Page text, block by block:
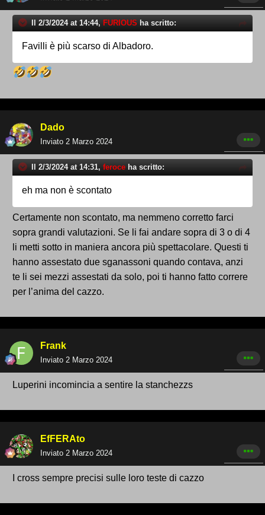
Il 2/3/2024 at 14:44, FURIOUS ha scritto:
Favilli è più scarso di Albadoro.
Dado
Inviato 2 Marzo 2024
Il 2/3/2024 at 14:31, feroce ha scritto:
eh ma non è scontato
Certamente non scontato, ma nemmeno corretto farci
sopra grandi valutazioni. Se li fai andare sopra di 3 o di 4
li metti sotto in maniera ancora più spettacolare. Questi ti
hanno assestato due sganassoni quando contava, anzi
te li sei mezzi assestati da solo, poi ti hanno fatto correre
per l’anima del cazzo.
Frank
Inviato 2 Marzo 2024
Luperini incomincia a sentire la stanchezzs
EfFERAto
Inviato 2 Marzo 2024
I cross sempre precisi sulle loro teste di cazzo